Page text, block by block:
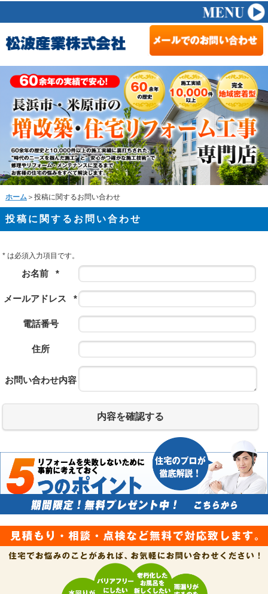
ホーム ＞投稿に関するお問い合わせ
投稿に関するお問い合わせ
* は必須入力項目です。
お名前 *
メールアドレス *
電話番号
住所
お問い合わせ内容
内容を確認する